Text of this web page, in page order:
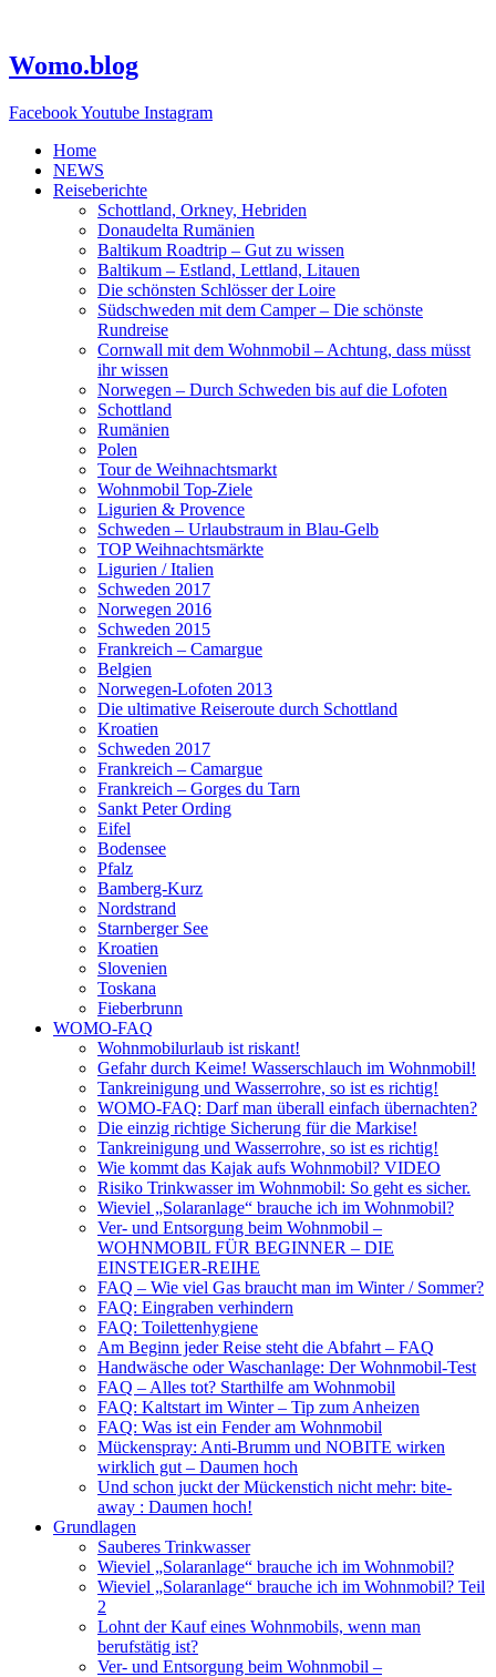
springen
Womo.blog
FacebookYoutube Instagram
Home
NEWS
Reiseberichte
Schottland, Orkney, Hebriden
Donaudelta Rumänien
Baltikum Roadtrip – Gut zu wissen
Baltikum – Estland, Lettland, Litauen
Die schönsten Schlösser der Loire
Südschweden mit dem Camper – Die schönste
Rundreise
Cornwall mit dem Wohnmobil – Achtung, dass müsst
ihr wissen
Norwegen – Durch Schweden bis auf die Lofoten
Schottland
Rumänien
Polen
Tour de Weihnachtsmarkt
Wohnmobil Top-Ziele
Ligurien & Provence
Schweden – Urlaubstraum in Blau-Gelb
TOP Weihnachtsmärkte
Ligurien / Italien
Schweden 2017
Norwegen 2016
Schweden 2015
Frankreich – Camargue
Belgien
Norwegen-Lofoten 2013
Die ultimative Reiseroute durch Schottland
Kroatien
Schweden 2017
Frankreich – Camargue
Frankreich – Gorges du Tarn
Sankt Peter Ording
Eifel
Bodensee
Pfalz
Bamberg-Kurz
Nordstrand
Starnberger See
Kroatien
Slovenien
Toskana
Fieberbrunn
WOMO-FAQ
Wohnmobilurlaub ist riskant!
Gefahr durch Keime! Wasserschlauch im Wohnmobil!
Tankreinigung und Wasserrohre, so ist es richtig!
WOMO-FAQ: Darf man überall einfach übernachten?
Die einzig richtige Sicherung für die Markise!
Tankreinigung und Wasserrohre, so ist es richtig!
Wie kommt das Kajak aufs Wohnmobil? VIDEO
Risiko Trinkwasser im Wohnmobil: So geht es sicher.
Wieviel „Solaranlage“ brauche ich im Wohnmobil?
Ver- und Entsorgung beim Wohnmobil –
WOHNMOBIL FÜR BEGINNER – DIE
EINSTEIGER-REIHE
FAQ – Wie viel Gas braucht man im Winter / Sommer?
FAQ: Eingraben verhindern
FAQ: Toilettenhygiene
Am Beginn jeder Reise steht die Abfahrt – FAQ
Handwäsche oder Waschanlage: Der Wohnmobil-Test
FAQ – Alles tot? Starthilfe am Wohnmobil
FAQ: Kaltstart im Winter – Tip zum Anheizen
FAQ: Was ist ein Fender am Wohnmobil
Mückenspray: Anti-Brumm und NOBITE wirken
wirklich gut – Daumen hoch
Und schon juckt der Mückenstich nicht mehr: bite-
away : Daumen hoch!
Grundlagen
Sauberes Trinkwasser
Wieviel „Solaranlage“ brauche ich im Wohnmobil?
Wieviel „Solaranlage“ brauche ich im Wohnmobil? Teil
2
Lohnt der Kauf eines Wohnmobils, wenn man
berufstätig ist?
Ver- und Entsorgung beim Wohnmobil –